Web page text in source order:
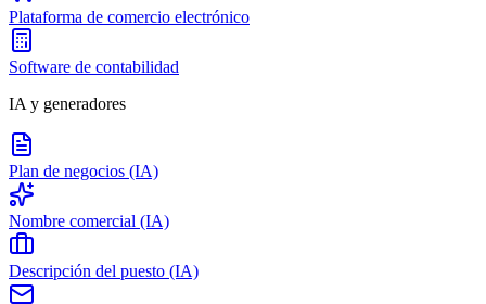
Plataforma de comercio electrónico
Software de contabilidad
IA y generadores
Plan de negocios (IA)
Nombre comercial (IA)
Descripción del puesto (IA)